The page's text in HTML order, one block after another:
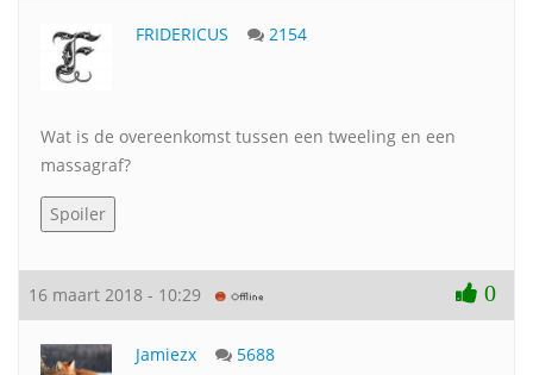
FRIDERICUS 2154
Wat is de overeenkomst tussen een tweeling en een
massagraf?
16 maart 2018 - 10:29 0
Jamiezx 5688